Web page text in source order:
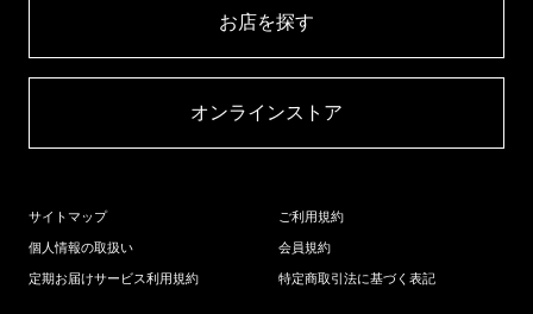
お店を探す​
オンラインストア​
サイトマップ
個人情報の取扱い
定期お届けサービス利用規約
ご利用規約
会員規約
特定商取引法に基づく表記